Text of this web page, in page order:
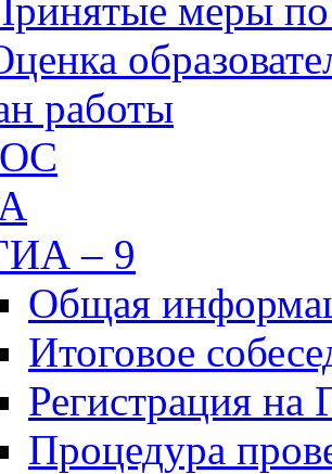
меры
работы
– 9
Общая
Итоговое
Регистрация
Процедура